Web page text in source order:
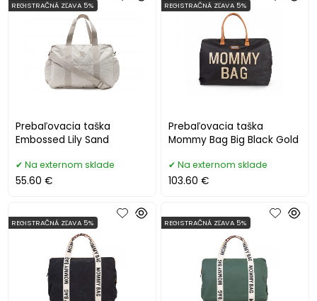
Prebaľovacia taška
Embossed Lily Sand
REGISTRAČNÁ ZĽAVA 5%
Na externom sklade
55.60 €
Prebaľovacia taška
Mommy Bag Big Black Gold
REGISTRAČNÁ ZĽAVA 5%
Na externom sklade
103.60 €
REGISTRAČNÁ ZĽAVA 5% REGISTRAČNÁ ZĽAVA 5%